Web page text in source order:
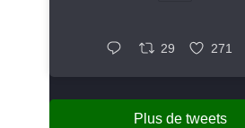
29 271
Plus de tweets